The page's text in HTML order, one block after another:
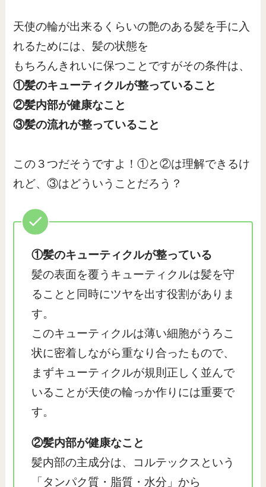
天使の輪が出来るくらいの艶のある髪を手に入
れるためには、髪の状態を
もちろんきれいに保つことですがその条件は、
①髪のキューティクルが整っていること
②髪内部が健康なこと
③髪の流れが整っていること
この３つだそうですよ！①と②は理解できるけ
れど、③はどういうことだろう？
①髪のキューティクルが整っている
髪の表面を覆うキューティクルは髪を守
ることと同時にツヤを出す役割がありま
す。
このキューティクルは薄い細胞がうろこ
状に密着しながら重なり合ったもので、
まずキューティクルが規則正しく並んで
いることが天使の輪っか作りには重要で
す。
②髪内部が健康なこと
髪内部の主成分は、コルテックスという
「タンパク質・脂質・水分」から